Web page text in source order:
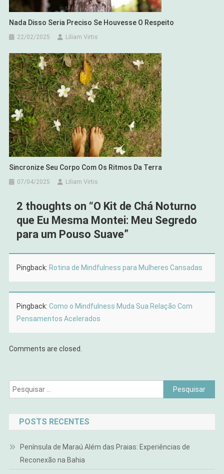
Nada Disso Seria Preciso Se Houvesse O Respeito
22/02/2025 Liliam Virtis
Sincronize Seu Corpo Com Os Ritmos Da Terra
07/04/2025 Liliam Virtis
2 thoughts on “O Kit de Chá Noturno
que Eu Mesma Montei: Meu Segredo
para um Pouso Suave”
Pingback: Rotina de Mindfulness para Mulheres Cansadas
Pingback: Como o Mindfulness Muda Sua Relação Com
Pensamentos Acelerados
Comments are closed.
Pesquisar
por:
POSTS RECENTES
Península de Maraú Além das Praias: Experiências de
Reconexão na Bahia